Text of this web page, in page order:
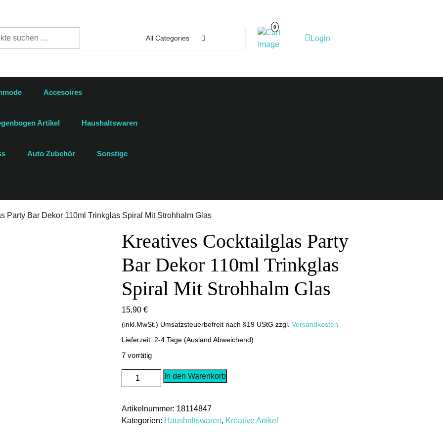
All Categories
0
Login
Accesoires
Artikel Haushaltswaren
Auto Zubehör Sonstige
Party Bar Dekor 110ml Trinkglas Spiral Mit Strohhalm Glas
Kreatives Cocktailglas Party
Bar Dekor 110ml Trinkglas
Spiral Mit Strohhalm Glas
15,90 €
(inkl.MwSt.) Umsatzsteuerbefreit nach §19 UStG zzgl. Versandkosten
Lieferzeit: 2-4 Tage (Ausland Abweichend)
7 vorrätig
Kreatives
Cocktailglas
Bar
Dekor
In den Warenkorb
Artikelnummer: 18114847
Kategorien: Haushaltswaren, Kreative Artikel